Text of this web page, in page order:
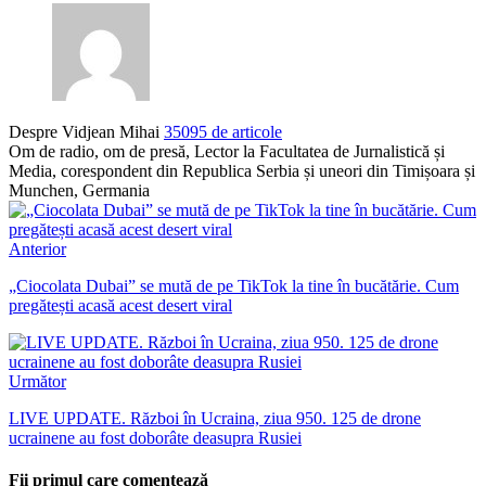
Despre Vidjean Mihai 35095 de articole
Om de radio, om de presă, Lector la Facultatea de Jurnalistică și
Media, corespondent din Republica Serbia și uneori din Timișoara și
Munchen, Germania
Anterior
„Ciocolata Dubai” se mută de pe TikTok la tine în bucătărie. Cum
pregătești acasă acest desert viral
Următor
LIVE UPDATE. Război în Ucraina, ziua 950. 125 de drone
ucrainene au fost doborâte deasupra Rusiei
Fii primul care comentează